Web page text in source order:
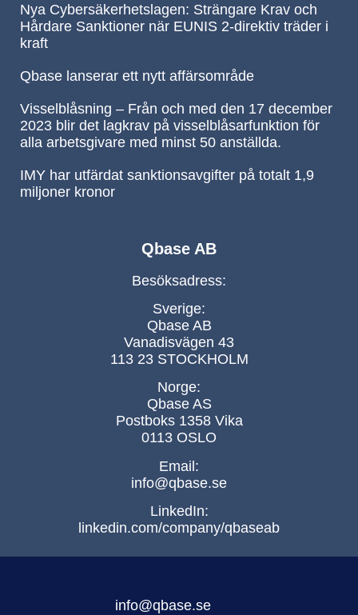
Nya Cybersäkerhetslagen: Strängare Krav och
Hårdare Sanktioner när EUNIS 2-direktiv träder i
kraft
Qbase lanserar ett nytt affärsområde
Visselblåsning – Från och med den 17 december
2023 blir det lagkrav på visselblåsarfunktion för
alla arbetsgivare med minst 50 anställda.
IMY har utfärdat sanktionsavgifter på totalt 1,9
miljoner kronor
Qbase AB
Besöksadress:
Sverige:
Qbase AB
Vanadisvägen 43
113 23 STOCKHOLM
Norge:
Qbase AS
Postboks 1358 Vika
0113 OSLO
Email:
info@qbase.se
LinkedIn:
linkedin.com/company/qbaseab
info@qbase.se